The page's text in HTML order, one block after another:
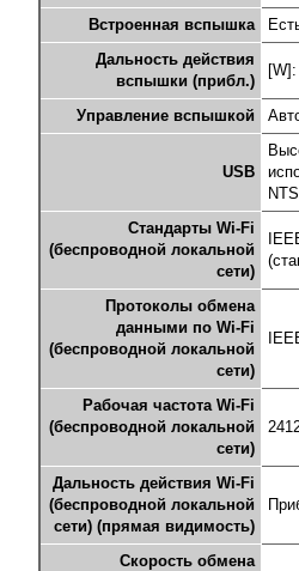
Встроенная вспышка
Дальность действия
вспышки (прибл.)
Управление вспышкой
USB
Стандарты Wi-Fi
(беспроводной локальной
сети)
Протоколы обмена
данными по Wi-Fi
(беспроводной локальной
сети)
Рабочая частота Wi-Fi
(беспроводной локальной
сети)
Дальность действия Wi-Fi
(беспроводной локальной
сети) (прямая видимость)
Скорость обмена